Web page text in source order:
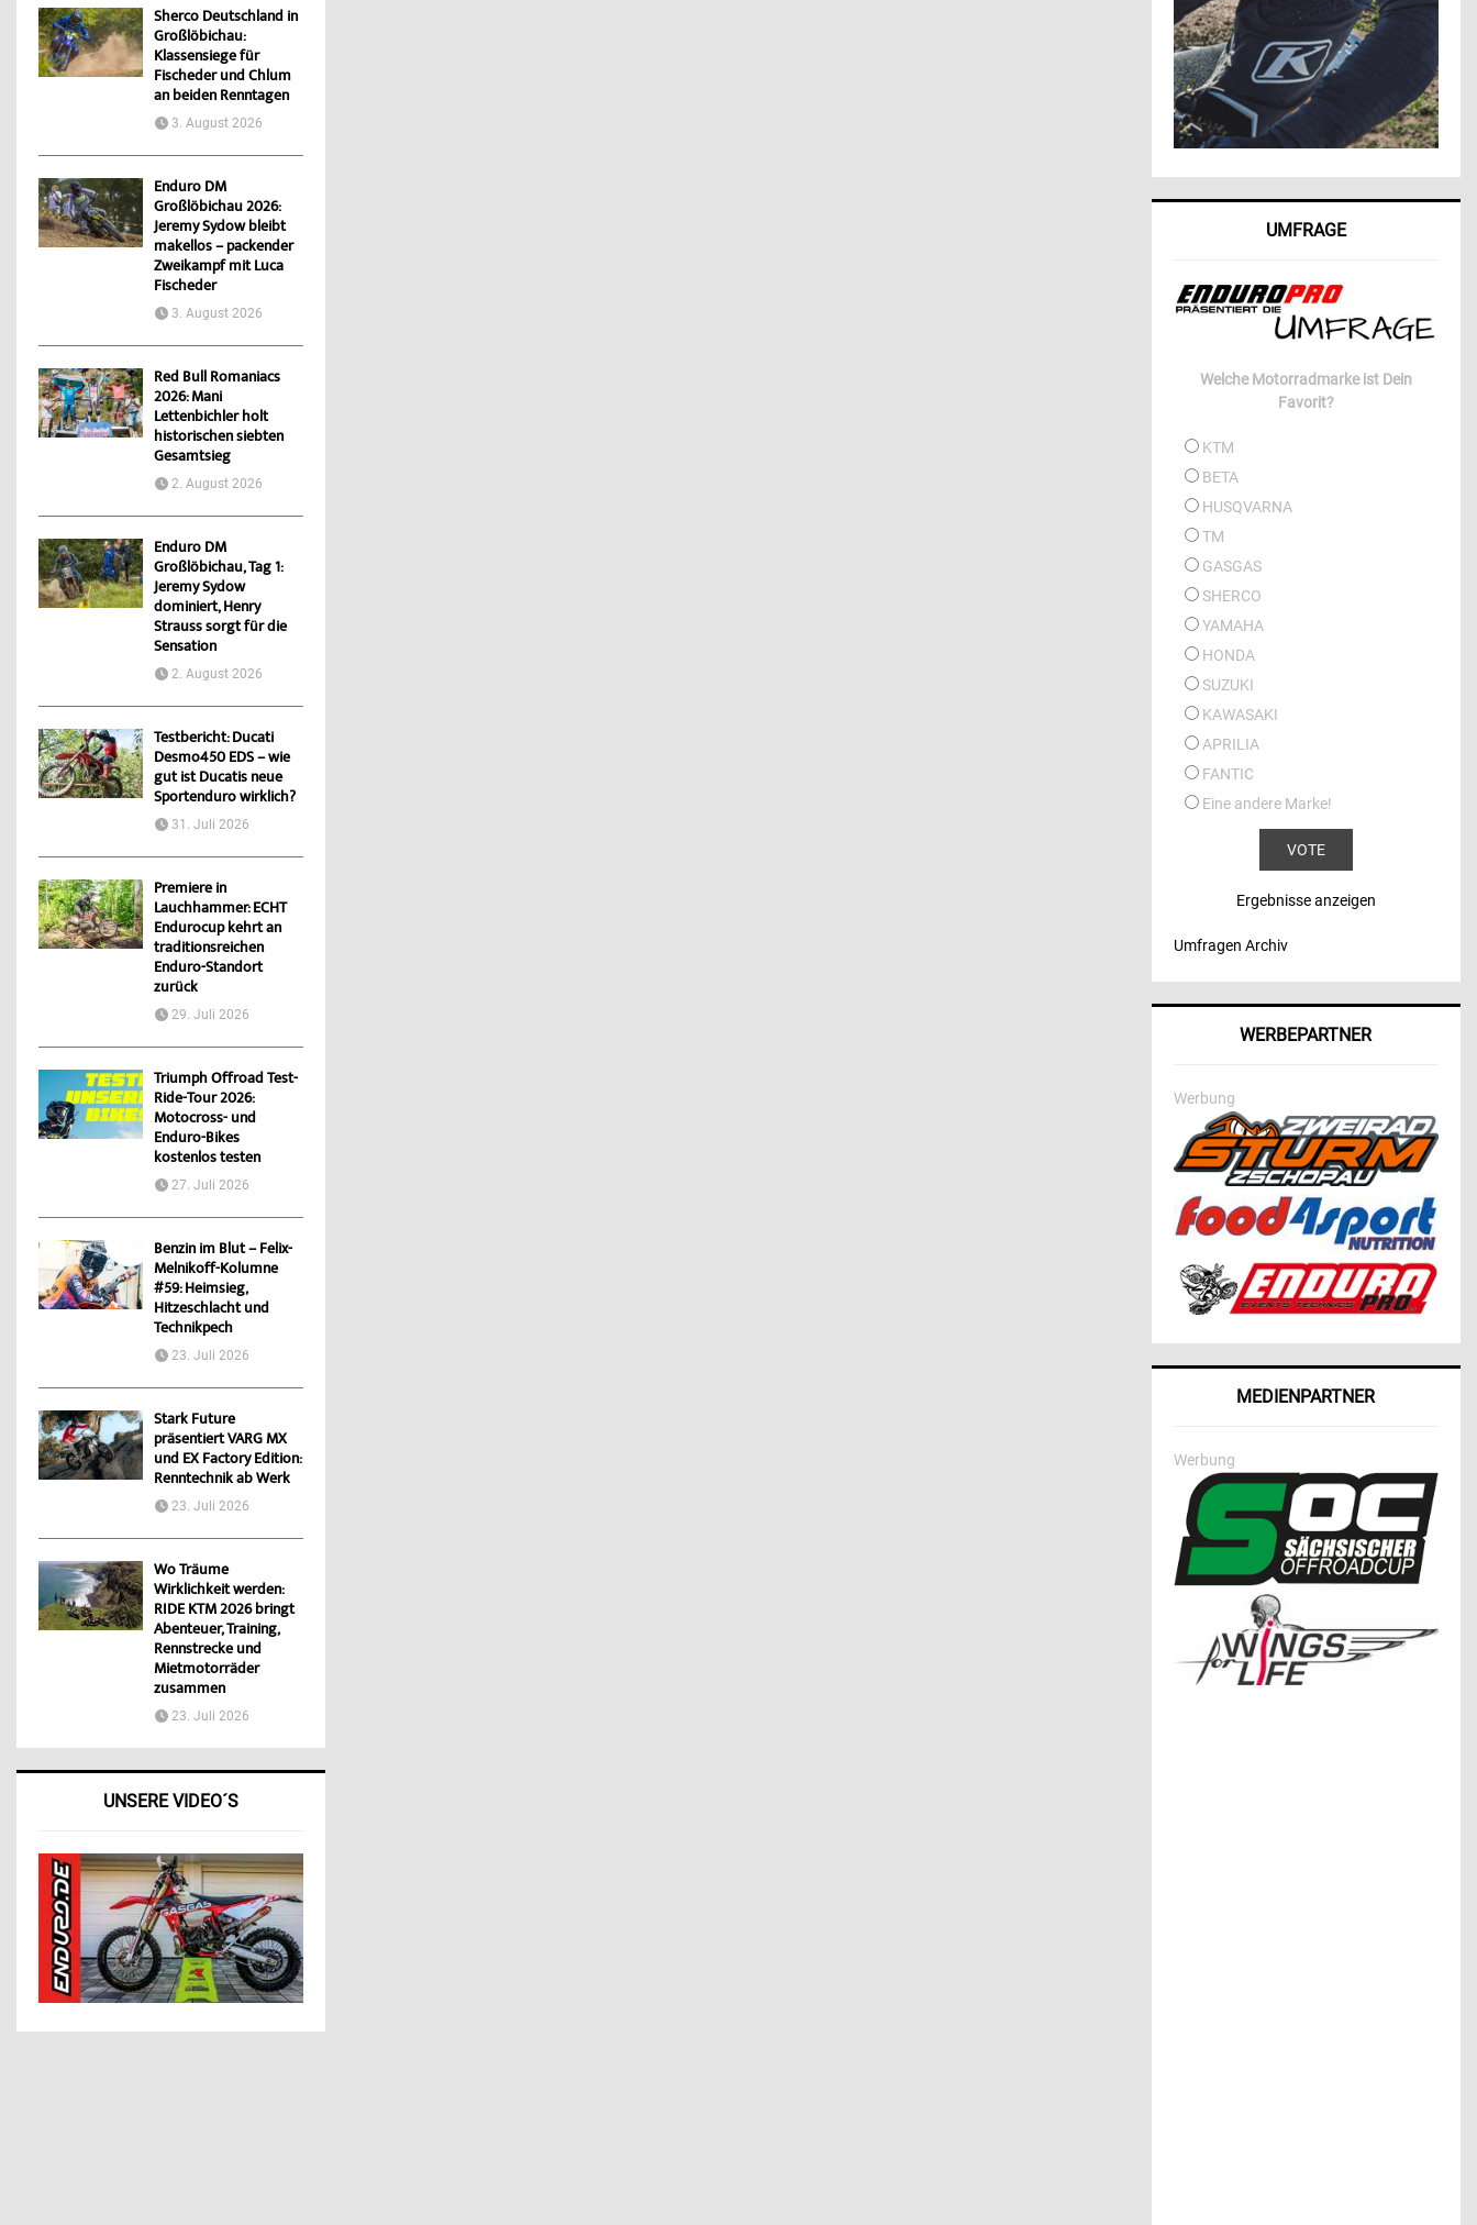
Sherco Deutschland in
Großlöbichau:
Klassensiege für
Fischeder und Chlum
an beiden Renntagen
3. August 2026
Enduro DM
Großlöbichau 2026:
Jeremy Sydow bleibt
makellos – packender
Zweikampf mit Luca
Fischeder
3. August 2026
Red Bull Romaniacs
2026: Mani
Lettenbichler holt
historischen siebten
Gesamtsieg
2. August 2026
Enduro DM
Großlöbichau, Tag 1:
Jeremy Sydow
dominiert, Henry
Strauss sorgt für die
Sensation
2. August 2026
Testbericht: Ducati
Desmo450 EDS – wie
gut ist Ducatis neue
Sportenduro wirklich?
31. Juli 2026
Premiere in
Lauchhammer: ECHT
Endurocup kehrt an
traditionsreichen
Enduro-Standort
zurück
29. Juli 2026
Triumph Offroad Test-
Ride-Tour 2026:
Motocross- und
Enduro-Bikes
kostenlos testen
27. Juli 2026
Benzin im Blut – Felix-
Melnikoff-Kolumne
#59: Heimsieg,
Hitzeschlacht und
Technikpech
23. Juli 2026
Stark Future
präsentiert VARG MX
und EX Factory Edition:
Renntechnik ab Werk
23. Juli 2026
Wo Träume
Wirklichkeit werden:
RIDE KTM 2026 bringt
Abenteuer, Training,
Rennstrecke und
Mietmotorräder
zusammen
23. Juli 2026
UNSERE VIDEO´S
UMFRAGE
Welche Motorradmarke ist Dein
Favorit?
KTM
BETA
HUSQVARNA
TM
GASGAS
SHERCO
YAMAHA
HONDA
SUZUKI
KAWASAKI
APRILIA
FANTIC
Eine andere Marke!
Ergebnisse anzeigen
Umfragen Archiv
WERBEPARTNER
Werbung
MEDIENPARTNER
Werbung